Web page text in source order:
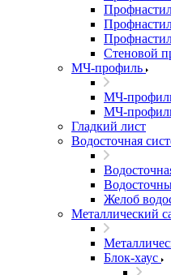
Стеновой
МЧ-профиль
МЧ-
МЧ-
Гладкий лист
Водосточная
Желоб
Металлический
Блок-хаус